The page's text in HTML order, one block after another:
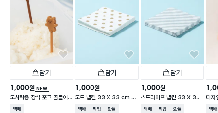
담기
NEW
1,000원
도시락용 장식 포크 곰돌이 1
0개입
택배배송
담기
1,000원
도트 냅킨 33 X 33 cm 1
5매입
택배배송매장픽업오늘배송
담기
1,000원
스트라이프 냅킨 33 X 33
cm 15매입
택배배송매장픽업오늘배송
디자
cm
택배